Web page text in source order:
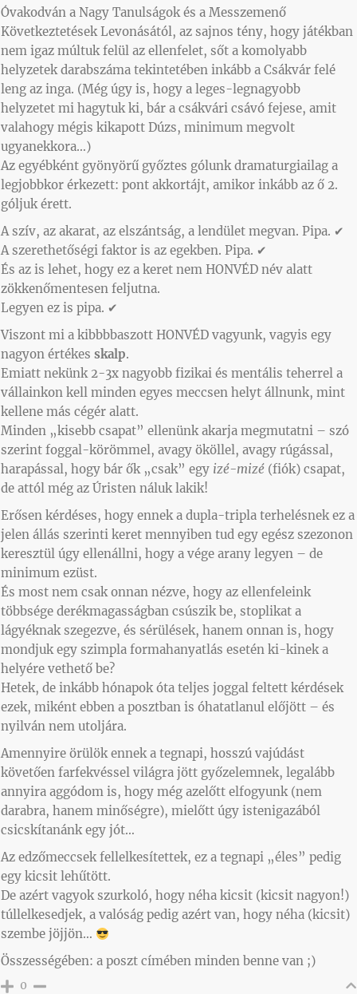
Óvakodván a Nagy Tanulságok és a Messzemenő
Következtetések Levonásától, az sajnos tény, hogy játékban
nem igaz múltuk felül az ellenfelet, sőt a komolyabb
helyzetek darabszáma tekintetében inkább a Csákvár felé
leng az inga. (Még úgy is, hogy a leges-legnagyobb
helyzetet mi hagytuk ki, bár a csákvári csávó fejese, amit
valahogy mégis kikapott Dúzs, minimum megvolt
ugyanekkora…)
Az egyébként gyönyörű győztes gólunk dramaturgiailag a
legjobbkor érkezett: pont akkortájt, amikor inkább az ő 2.
góljuk érett.
A szív, az akarat, az elszántság, a lendület megvan. Pipa. ✔
A szerethetőségi faktor is az egekben. Pipa. ✔
És az is lehet, hogy ez a keret nem HONVÉD név alatt
zökkenőmentesen feljutna.
Legyen ez is pipa. ✔
Viszont mi a kibbbbaszott HONVÉD vagyunk, vagyis egy
nagyon értékes skalp.
Emiatt nekünk 2-3x nagyobb fizikai és mentális teherrel a
vállainkon kell minden egyes meccsen helyt állnunk, mint
kellene más cégér alatt.
Minden „kisebb csapat” ellenünk akarja megmutatni – szó
szerint foggal-körömmel, avagy ököllel, avagy rúgással,
harapással, hogy bár ők „csak” egy izé-mizé (fiók) csapat,
de attól még az Úristen náluk lakik!
Erősen kérdéses, hogy ennek a dupla-tripla terhelésnek ez a
jelen állás szerinti keret mennyiben tud egy egész szezonon
keresztül úgy ellenállni, hogy a vége arany legyen – de
minimum ezüst.
És most nem csak onnan nézve, hogy az ellenfeleink
többsége derékmagasságban csúszik be, stoplikat a
lágyéknak szegezve, és sérülések, hanem onnan is, hogy
mondjuk egy szimpla formahanyatlás esetén ki-kinek a
helyére vethető be?
Hetek, de inkább hónapok óta teljes joggal feltett kérdések
ezek, miként ebben a posztban is óhatatlanul előjött – és
nyilván nem utoljára.
Amennyire örülök ennek a tegnapi, hosszú vajúdást
követően farfekvéssel világra jött győzelemnek, legalább
annyira aggódom is, hogy még azelőtt elfogyunk (nem
darabra, hanem minőségre), mielőtt úgy istenigazából
csicskítanánk egy jót…
Az edzőmeccsek fellelkesítettek, ez a tegnapi „éles” pedig
egy kicsit lehűtött.
De azért vagyok szurkoló, hogy néha kicsit (kicsit nagyon!)
túllelkesedjek, a valóság pedig azért van, hogy néha (kicsit)
szembe jöjjön…
Összességében: a poszt címében minden benne van ;)
0